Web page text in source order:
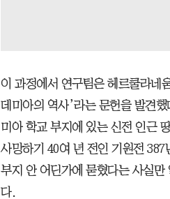
이 과정에서 연구팀은 헤르쿨라네
데미아의 역사’라는 문헌을 발견
미아 학교 부지에 있는 신전 인근
사망하기 40여 년 전인 기원전
부지 안 어딘가에 묻혔다는 사실만
다.